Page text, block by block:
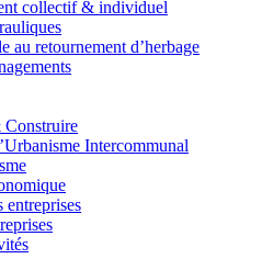
collectif & individuel
au retournement d’herbage
Construire
Intercommunal
entreprises